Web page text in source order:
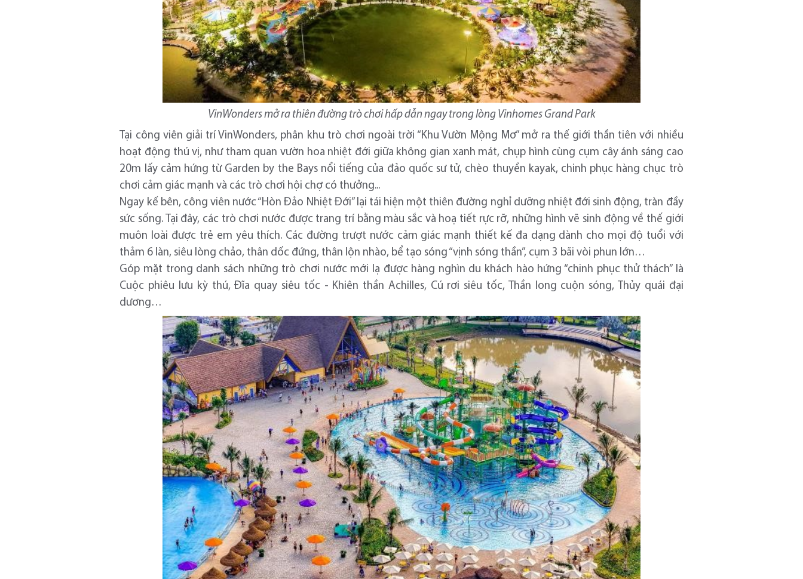
VinWonders mở ra thiên đường trò chơi hấp dẫn ngay trong lòng Vinhomes Grand Park
Tại công viên giải trí VinWonders, phân khu trò chơi ngoài trời “Khu Vườn Mộng Mơ” mở ra thế giới thần tiên với nhiều
hoạt động thú vị, như tham quan vườn hoa nhiệt đới giữa không gian xanh mát, chụp hình cùng cụm cây ánh sáng cao
20m lấy cảm hứng từ Garden by the Bays nổi tiếng của đảo quốc sư tử, chèo thuyền kayak, chinh phục hàng chục trò
chơi cảm giác mạnh và các trò chơi hội chợ có thưởng...
Ngay kế bên, công viên nước “Hòn Đảo Nhiệt Đới” lại tái hiện một thiên đường nghỉ dưỡng nhiệt đới sinh động, tràn đầy
sức sống. Tại đây, các trò chơi nước được trang trí bằng màu sắc và hoạ tiết rực rỡ, những hình vẽ sinh động về thế giới
muôn loài được trẻ em yêu thích. Các đường trượt nước cảm giác mạnh thiết kế đa dạng dành cho mọi độ tuổi với
thảm 6 làn, siêu lòng chảo, thân dốc đứng, thân lộn nhào, bể tạo sóng “vịnh sóng thần”, cụm 3 bãi vòi phun lớn…
Góp mặt trong danh sách những trò chơi nước mới lạ được hàng nghìn du khách hào hứng “chinh phục thử thách” là
Cuộc phiêu lưu kỳ thú, Đĩa quay siêu tốc - Khiên thần Achilles, Cú rơi siêu tốc, Thần long cuộn sóng, Thủy quái đại
dương…